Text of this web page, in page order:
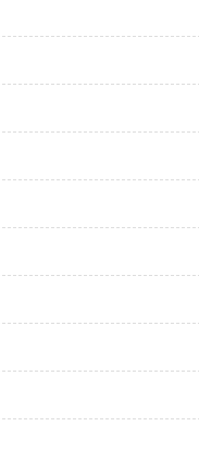
rocking feature, 3mm tail, tin